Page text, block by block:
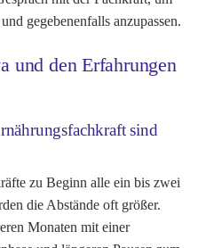
gegebenenfalls anzupassen.
und den Erfahrungen
sind
zu Beginn alle ein bis zwei
die Abstände oft größer.
Monaten mit einer